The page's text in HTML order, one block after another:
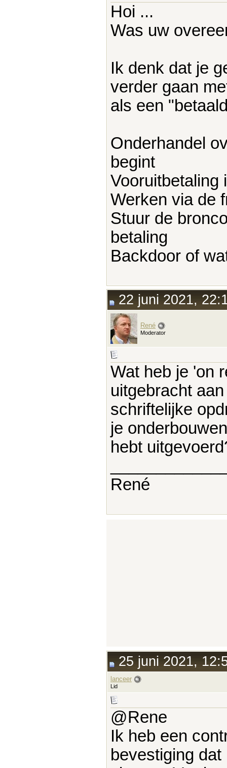
Hoi ...
Was uw
Ik denk dat je
verder gaan
als een
Onderhandel
begint
Vooruitbetaling
Werken via de
Stuur de
betaling
Backdoor of
22 juni 2021,
René
Moderator
Wat heb je 'on
uitgebracht
schriftelijke
je
hebt
René
25 juni 2021,
lanceer
Lid
@Rene
Ik heb een
bevestiging